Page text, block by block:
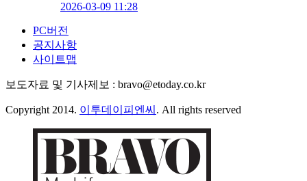
2026-03-09 11:28
PC버전
공지사항
사이트맵
보도자료 및 기사제보 : bravo@etoday.co.kr
Copyright 2014. 이투데이피엔씨 . All rights reserved